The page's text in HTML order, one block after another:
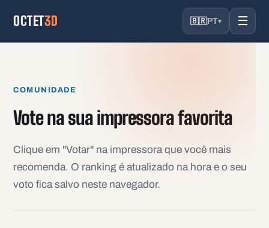
OCTET3D 🇧🇷PT▾ ☰
COMUNIDADE
Vote na sua impressora favorita
Clique em "Votar" na impressora que você mais
recomenda. O ranking é atualizado na hora e o seu
voto fica salvo neste navegador.